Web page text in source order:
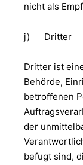
nicht als
j) Dritter
Dritter ist
Behörde,
betroffenen
der
befugt sind,